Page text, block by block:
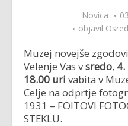
Novica
objavil
Muzej novejše
Velenje Vas vsredo, 4.
18.00 uri vabita v
Celje na odprtje
1931 – FOITOVI
STEKLU.